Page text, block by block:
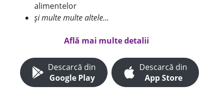
alimentelor
și multe multe altele...
Află mai multe detalii
Descarcă din
Google Play
Descarcă din
App Store